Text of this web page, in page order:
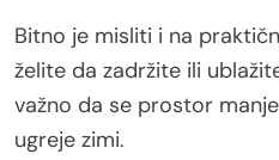
Bitno je misliti i na
želite da zadržite ili
važno da se prostor
ugreje zimi.